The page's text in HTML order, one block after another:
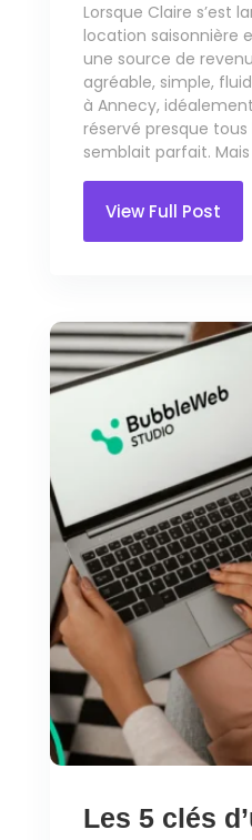
Lorsque Claire s’est
location saisonnière
une source de
agréable, simple,
à Annecy,
réservé presque
semblait parfait. Mais
View Full Post
Les 5 clés